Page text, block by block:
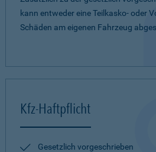
kann entweder eine Teilkasko- oder
Schäden am eigenen Fahrzeug
Kfz-Haftpflicht
Gesetzlich vorgeschrieben